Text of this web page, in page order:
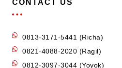
CONTACT US
0813-3171-5441 (Richa)
0821-4088-2020 (Ragil)
0812-3097-3044 (Yoyok)